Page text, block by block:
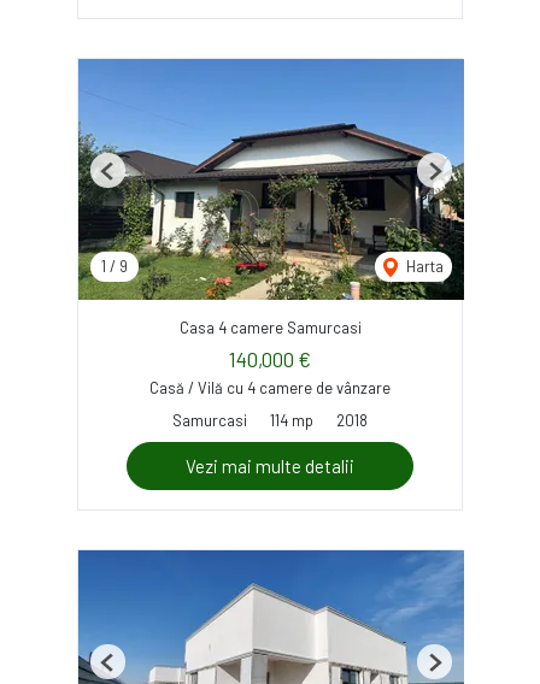
1 / 9 Harta
Previous Next
Casa 4 camere Samurcasi
140,000 €
Casă / Vilă cu 4 camere de vânzare
Samurcasi
114 mp 2018
Vezi mai multe detalii
Previous Next